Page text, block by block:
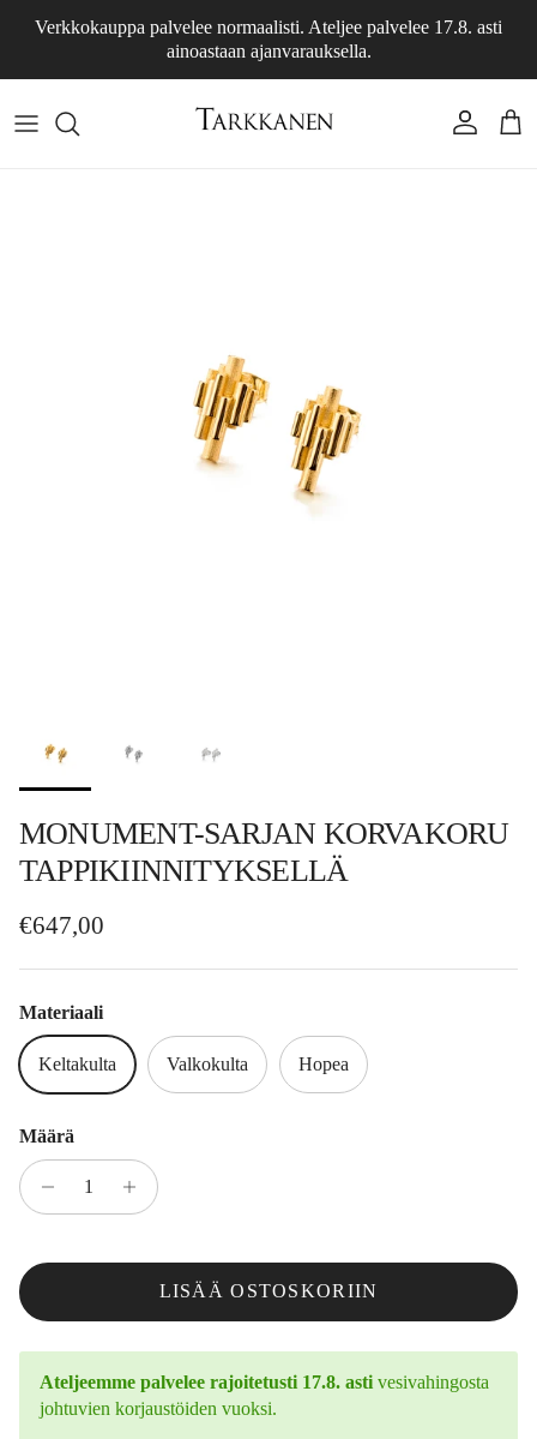
Verkkokauppa palvelee normaalisti. Ateljee palvelee 17.8. asti
ainoastaan ajanvarauksella.
Tili
MONUMENT-SARJAN KORVAKORU
TAPPIKIINNITYKSELLÄ
Normaalihinta
€647,00
Materiaali
Keltakulta Valkokulta Hopea
Määrä
LISÄÄ OSTOSKORIIN
Ateljeemme palvelee rajoitetusti 17.8. asti vesivahingosta
johtuvien korjaustöiden vuoksi.